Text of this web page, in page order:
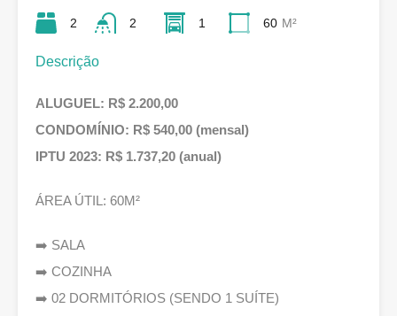
2 2 1 60 M²
Descrição
ALUGUEL: R$ 2.200,00
CONDOMÍNIO: R$ 540,00 (mensal)
IPTU 2023: R$ 1.737,20 (anual)
ÁREA ÚTIL: 60M²
➡️ SALA
➡️ COZINHA
➡️ 02 DORMITÓRIOS (SENDO 1 SUÍTE)